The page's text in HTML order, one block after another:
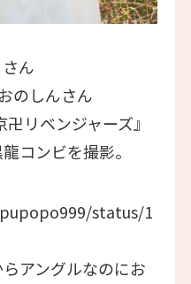
ん
のしんさん
リベンジャーズ』
コンビを撮影。
status/1
アングルなのにお